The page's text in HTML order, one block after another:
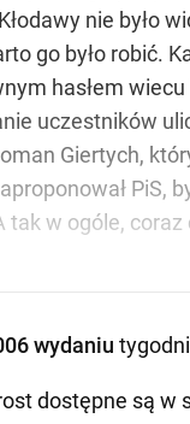
nie było
go było
hasłem
uczestników
Giertych,
PiS,
w ogóle,
wydaniu
dostępne są w